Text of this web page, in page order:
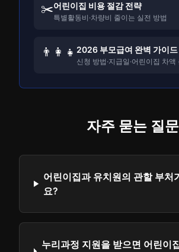
✂️어린이집 비용 절감 전략
특별활동비·차량비 줄이는 실전 방법
👨‍👩‍👧 2026 부모급여 완벽 가이드
신청 방법·지급일·어린이집 차액
자주 묻는 질문
어린이집과 유치원의 관할 부처
요?
누리과정 지원을 받으면 어린이